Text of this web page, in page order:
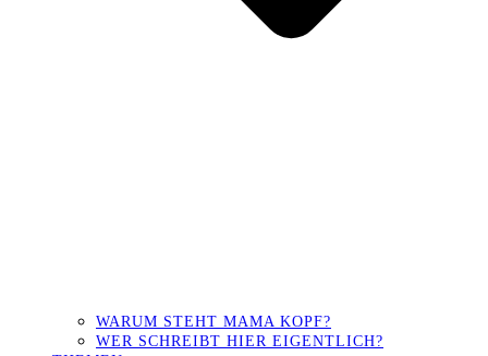
WARUM STEHT MAMA KOPF?
WER SCHREIBT HIER EIGENTLICH?